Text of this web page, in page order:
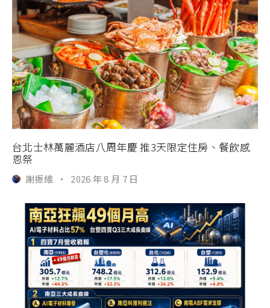
台北士林萬麗酒店八周年慶 推3天限定住房、餐飲感
恩祭
謝振維 · 2026 年 8 月 7 日